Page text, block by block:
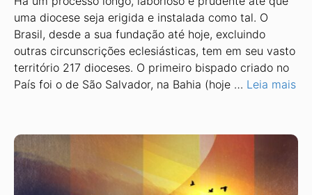
uma diocese seja erigida e instalada como tal. O
Brasil, desde a sua fundação até hoje, excluindo
outras circunscrições eclesiásticas, tem em seu vasto
território 217 dioceses. O primeiro bispado criado no
País foi o de São Salvador, na Bahia (hoje … Leia mais